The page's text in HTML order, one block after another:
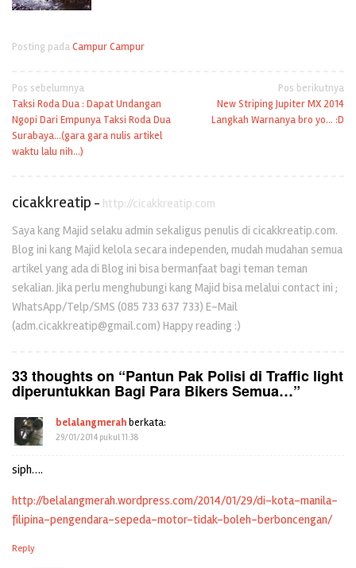
Posting padaCampur Campur
Navigasi
pos
Pos sebelumnya
Taksi Roda Dua : Dapat Undangan
Ngopi Dari Empunya Taksi Roda Dua
Surabaya…(gara gara nulis artikel
waktu lalu nih…)
Pos berikutnya
New Striping Jupiter MX 2014
Langkah Warnanya bro yo… :D
cicakkreatip - http://cicakkreatip.com
Saya kang Majid selaku admin sekaligus penulis di cicakkreatip.com.
Blog ini kang Majid kelola secara independen, mudah mudahan semua
artikel yang ada di Blog ini bisa bermanfaat bagi teman teman
sekalian. Jika perlu menghubungi kang Majid bisa melalui contact ini ;
WhatsApp/Telp/SMS (085 733 637 733) E-Mail
(adm.cicakkreatip@gmail.com) Happy reading :)
33 thoughts on “Pantun Pak Polisi di Traffic light
diperuntukkan Bagi Para Bikers Semua…”
belalangmerahberkata:
29/01/2014 pukul 11:38
siph….
http://belalangmerah.wordpress.com/2014/01/29/di-kota-manila-
filipina-pengendara-sepeda-motor-tidak-boleh-berboncengan/
Reply